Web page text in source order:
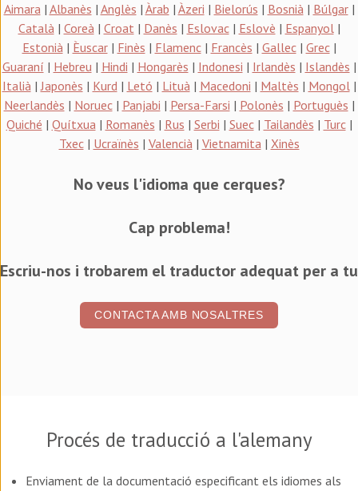
Aimara| Albanès | Anglès | Àrab | Àzeri | Bielorús | Bosnià| Búlgar|
Català| Coreà| Croat| Danès | Eslovac| Eslovè | Espanyol|
Estonià| Èuscar| Finès | Flamenc| Francès | Gallec| Grec|
Guaraní | Hebreu | Hindi | Hongarès | Indonesi | Irlandès | Islandès |
Italià|Japonès | Kurd | Letó | Lituà| Macedoni | Maltès | Mongol|
Neerlandès | Noruec| Panjabi | Persa-Farsi | Polonès | Portuguès |
Quiché | Quítxua| Romanès | Rus | Serbi | Suec| Tailandès | Turc|
Txec| Ucraïnès | Valencià| Vietnamita| Xinès
No veus l'idioma que cerques?
Cap problema!
Escriu-nos i trobarem el traductor adequat per a tu
CONTACTA AMB NOSALTRES
Procés de traducció a l'alemany
Enviament de la documentació especificant els idiomes als